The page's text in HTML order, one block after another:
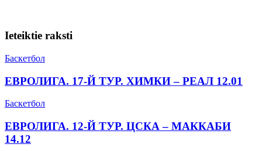
Ieteiktie raksti
Баскетбол
ЕВРОЛИГА. 17-Й ТУР. ХИМКИ – РЕАЛ 12.01
Баскетбол
ЕВРОЛИГА. 12-Й ТУР. ЦСКА – МАККАБИ
14.12